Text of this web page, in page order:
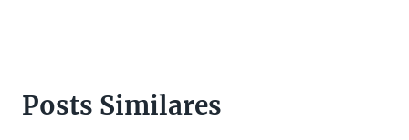
Posts Similares